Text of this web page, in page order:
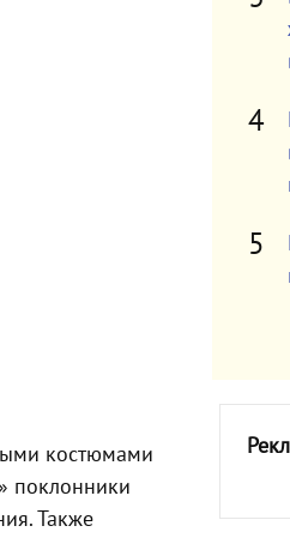
костюмами
поклонники
Также